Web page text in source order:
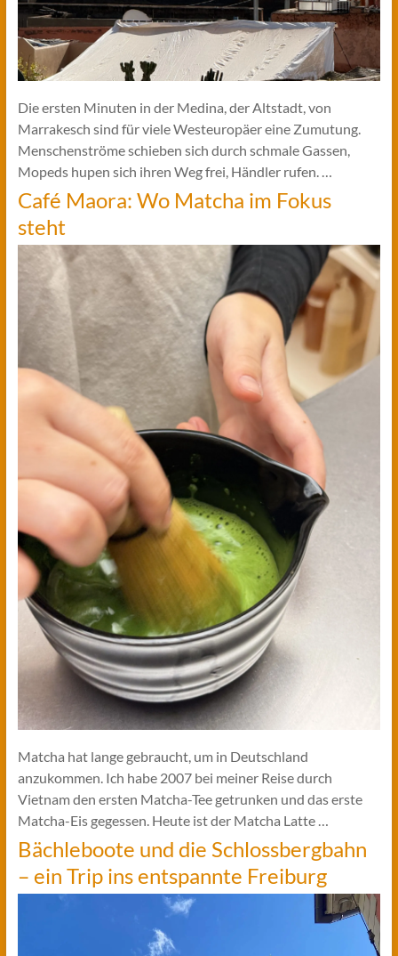
Die ersten Minuten in der Medina, der Altstadt, von
Marrakesch sind für viele Westeuropäer eine Zumutung.
Menschenströme schieben sich durch schmale Gassen,
Mopeds hupen sich ihren Weg frei, Händler rufen. …
Café Maora: Wo Matcha im Fokus
steht
Matcha hat lange gebraucht, um in Deutschland
anzukommen. Ich habe 2007 bei meiner Reise durch
Vietnam den ersten Matcha-Tee getrunken und das erste
Matcha-Eis gegessen. Heute ist der Matcha Latte …
Bächleboote und die Schlossbergbahn
– ein Trip ins entspannte Freiburg